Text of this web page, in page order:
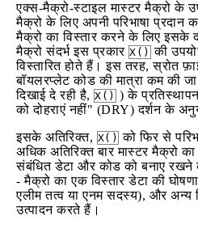
एक्स-मैक्रो-स्टाइल मास्टर मैक्रो के
मैक्रो के लिए अपनी परिभाषा प्रदान
मैक्रो का विस्तार करने के लिए इसके
मैक्रो संदर्भ इस प्रकार X() की
विस्तारित होते हैं। इस तरह, स्रोत
बॉयलरप्लेट कोड की मात्रा कम की
दिखाई दे रही है, X() ) के
को दोहराएं नहीं" (DRY) दर्शन के
इसके अतिरिक्त, X() को फिर से
अधिक अतिरिक्त बार मास्टर मैक्रो
संबंधित डेटा और कोड को बनाए रखने
- मैक्रो का एक विस्तार डेटा की
एलीम तत्व या एनम सदस्य), और अन्य
उत्पादन करते हैं।